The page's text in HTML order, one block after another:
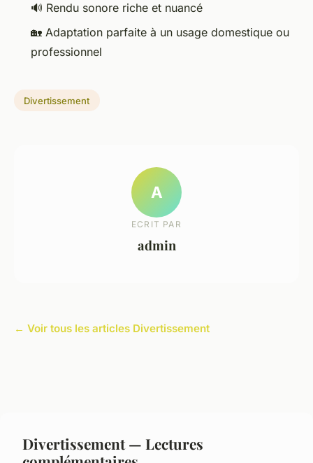
🔊 Rendu sonore riche et nuancé
🏡 Adaptation parfaite à un usage domestique ou
professionnel
Divertissement
A
ECRIT PAR
admin
← Voir tous les articles Divertissement
Divertissement — Lectures